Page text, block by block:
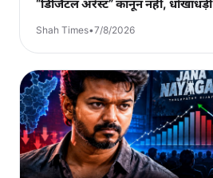
“डिजिटल अरेस्ट” कानून नहीं, धोखाधड़ी
Shah Times•7/8/2026